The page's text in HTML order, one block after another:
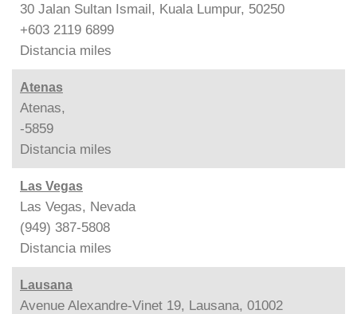
30 Jalan Sultan Ismail, Kuala Lumpur, 50250
+603 2119 6899
Distancia miles
Atenas
Atenas,
-5859
Distancia miles
Las Vegas
Las Vegas, Nevada
(949) 387-5808
Distancia miles
Lausana
Avenue Alexandre-Vinet 19, Lausana, 01002